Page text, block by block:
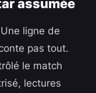
assumée
ligne de
pas tout.
le match
lectures